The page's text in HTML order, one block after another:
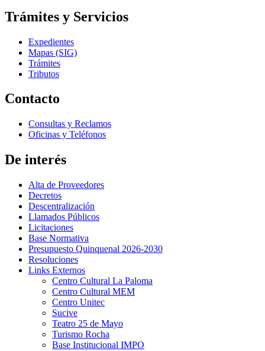
Trámites y Servicios
Expedientes
Mapas (SIG)
Trámites
Tributos
Contacto
Consultas y Reclamos
Oficinas y Teléfonos
De interés
Alta de Proveedores
Decretos
Descentralización
Llamados Públicos
Licitaciones
Base Normativa
Presupuesto Quinquenal 2026-2030
Resoluciones
Links Externos
Centro Cultural La Paloma
Centro Cultural MEM
Centro Unitec
Sucive
Teatro 25 de Mayo
Turismo Rocha
Base Institucional IMPO